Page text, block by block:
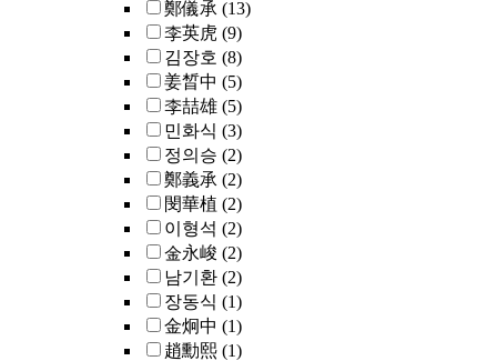
鄭儀承 (13)
李英虎 (9)
김장호 (8)
姜晳中 (5)
李喆雄 (5)
민화식 (3)
정의승 (2)
鄭義承 (2)
閔華植 (2)
이형석 (2)
金永峻 (2)
남기환 (2)
장동식 (1)
金炯中 (1)
趙勳熙 (1)